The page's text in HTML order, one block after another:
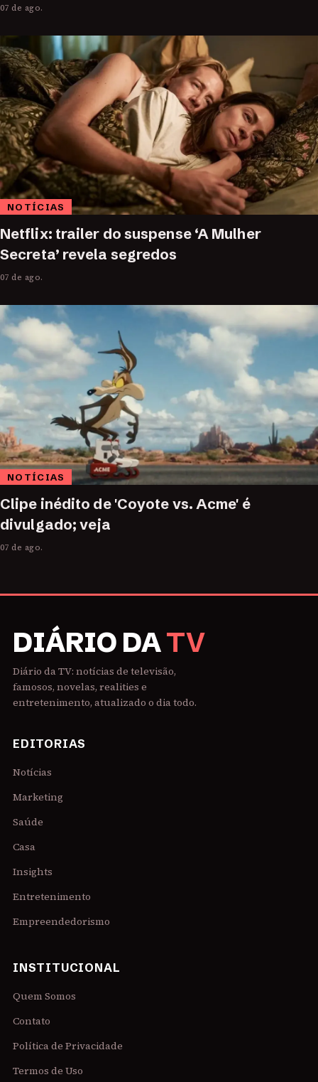
07 de ago.
NOTÍCIAS
Netflix: trailer do suspense ‘A Mulher
Secreta’ revela segredos
07 de ago.
NOTÍCIAS
Clipe inédito de 'Coyote vs. Acme' é
divulgado; veja
07 de ago.
DIÁRIO DATV
Diário da TV: notícias de televisão,
famosos, novelas, realities e
entretenimento, atualizado o dia todo.
EDITORIAS
Notícias
Marketing
Saúde
Casa
Insights
Entretenimento
Empreendedorismo
INSTITUCIONAL
Quem Somos
Contato
Política de Privacidade
Termos de Uso